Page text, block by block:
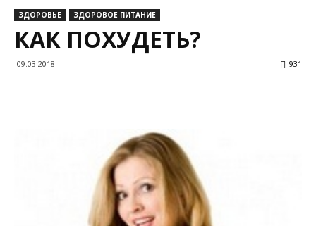
—
секреты
ЗДОРОВЬЕ ЗДОРОВОЕ ПИТАНИЕ
КАК ПОХУДЕТЬ?
09.03.2018 931